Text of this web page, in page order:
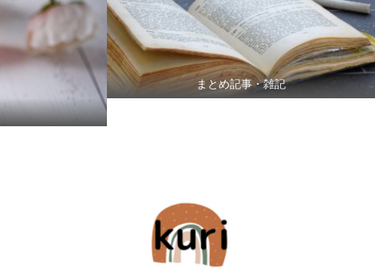
まとめ記事・雑記